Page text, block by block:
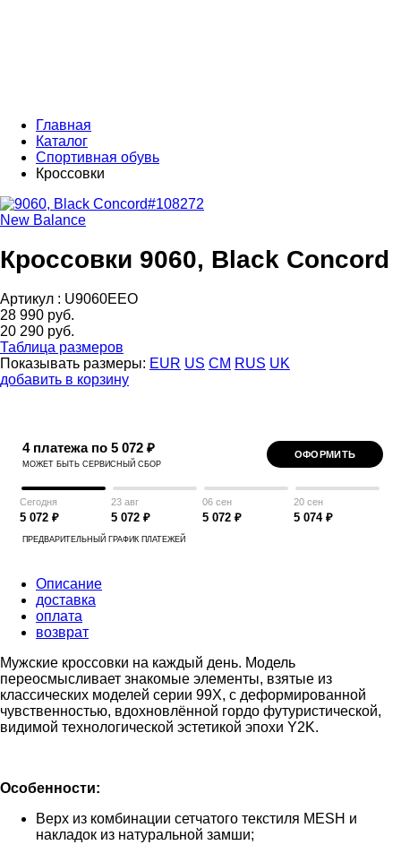
Главная
Каталог
Спортивная обувь
Кроссовки
New Balance
Кроссовки 9060, Black Concord
Артикул : U9060EEO
28 990 руб.
20 290 руб.
Таблица размеров
Показывать размеры: EUR US CM RUS UK
добавить в корзину
4 платежа по 5 072 ₽
МОЖЕТ БЫТЬ СЕРВИСНЫЙ СБОР
ОФОРМИТЬ
Сегодня
5 072 ₽
23 авг
5 072 ₽
06 сен
5 072 ₽
20 сен
5 074 ₽
ПРЕДВАРИТЕЛЬНЫЙ ГРАФИК ПЛАТЕЖЕЙ
Описание
доставка
оплата
возврат
Мужские кроссовки на каждый день. Модель
переосмысливает знакомые элементы, взятые из
классических моделей серии 99X, с деформированной
чувственностью, вдохновлённой гордо футуристической,
видимой технологической эстетикой эпохи Y2K.
Особенности:
Верх из комбинации сетчатого текстиля MESH и
накладок из натуральной замши;